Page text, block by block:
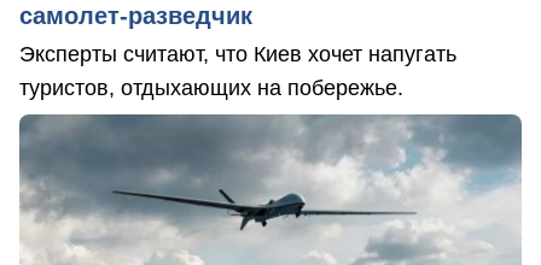
самолет-разведчик
Эксперты считают, что Киев хочет напугать
туристов, отдыхающих на побережье.